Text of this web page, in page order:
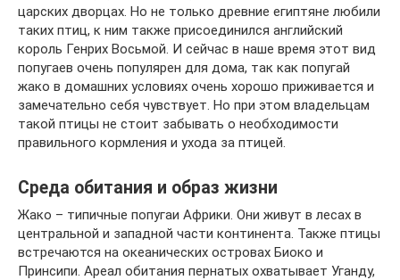
царских дворцах. Но не только древние египтяне любили
таких птиц, к ним также присоединился английский
король Генрих Восьмой. И сейчас в наше время этот вид
попугаев очень популярен для дома, так как попугай
жако в домашних условиях очень хорошо приживается и
замечательно себя чувствует. Но при этом владельцам
такой птицы не стоит забывать о необходимости
правильного кормления и ухода за птицей.
Среда обитания и образ жизни
Жако – типичные попугаи Африки. Они живут в лесах в
центральной и западной части континента. Также птицы
встречаются на океанических островах Биоко и
Принсипи. Ареал обитания пернатых охватывает Уганду,